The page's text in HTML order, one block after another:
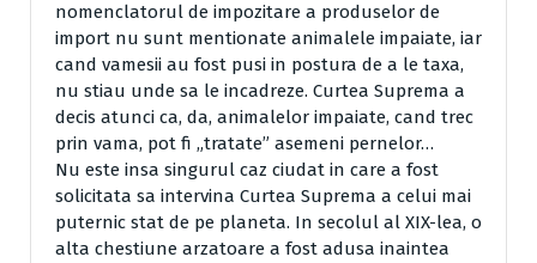
nomenclatorul de impozitare a produselor de
import nu sunt mentionate animalele impaiate, iar
cand vamesii au fost pusi in postura de a le taxa,
nu stiau unde sa le incadreze. Curtea Suprema a
decis atunci ca, da, animalelor impaiate, cand trec
prin vama, pot fi „tratate” asemeni pernelor…
Nu este insa singurul caz ciudat in care a fost
solicitata sa intervina Curtea Suprema a celui mai
puternic stat de pe planeta. In secolul al XIX-lea, o
alta chestiune arzatoare a fost adusa inaintea